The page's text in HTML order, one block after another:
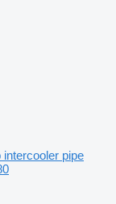
intercooler pipe